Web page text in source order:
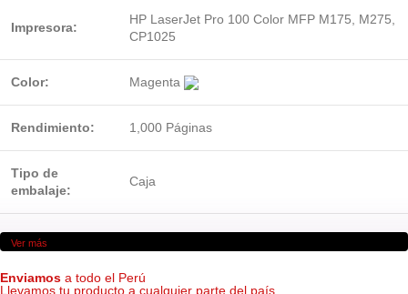
Impresora:
HP LaserJet Pro 100 Color MFP M175, M275,
CP1025
Color: Magenta
Rendimiento: 1,000 Páginas
Tipo de
embalaje:
Caja
Ver más
Enviamos a todo el Perú
Llevamos tu producto a cualquier parte del país